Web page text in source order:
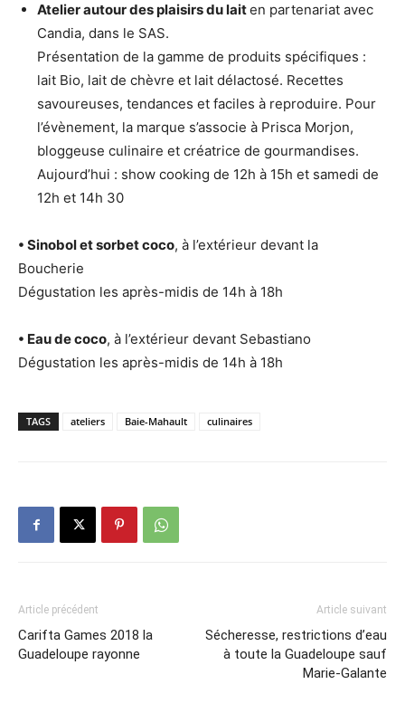
Atelier autour des plaisirs du laiten partenariat avec
Candia, dans le SAS.
Présentation de la gamme de produits spécifiques :
lait Bio, lait de chèvre et lait délactosé. Recettes
savoureuses, tendances et faciles à reproduire. Pour
l’évènement, la marque s’associe à Prisca Morjon,
bloggeuse culinaire et créatrice de gourmandises.
Aujourd’hui : show cooking de 12h à 15h et samedi de
12h et 14h 30
• Sinobol et sorbet coco, à l’extérieur devant la
Boucherie
Dégustation les après-midis de 14h à 18h
• Eau de coco, à l’extérieur devant Sebastiano
Dégustation les après-midis de 14h à 18h
TAGS ateliers Baie-Mahault culinaires
Article précédent
Carifta Games 2018 la
Guadeloupe rayonne
Article suivant
Sécheresse, restrictions d’eau
à toute la Guadeloupe sauf
Marie-Galante